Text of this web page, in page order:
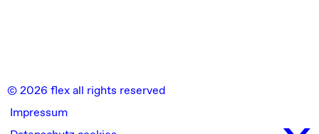
© 2026 flex all rights reserved
Impressum